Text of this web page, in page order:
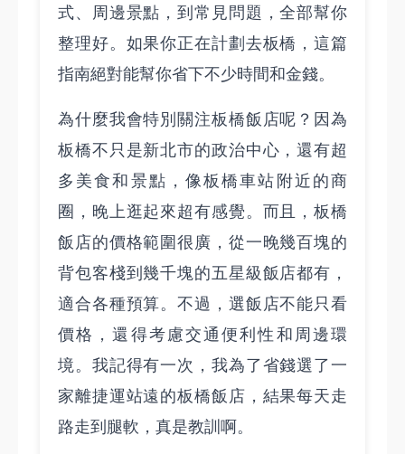
式、周邊景點，到常見問題，全部幫你
整理好。如果你正在計劃去板橋，這篇
指南絕對能幫你省下不少時間和金錢。
為什麼我會特別關注板橋飯店呢？因為
板橋不只是新北市的政治中心，還有超
多美食和景點，像板橋車站附近的商
圈，晚上逛起來超有感覺。而且，板橋
飯店的價格範圍很廣，從一晚幾百塊的
背包客棧到幾千塊的五星級飯店都有，
適合各種預算。不過，選飯店不能只看
價格，還得考慮交通便利性和周邊環
境。我記得有一次，我為了省錢選了一
家離捷運站遠的板橋飯店，結果每天走
路走到腿軟，真是教訓啊。